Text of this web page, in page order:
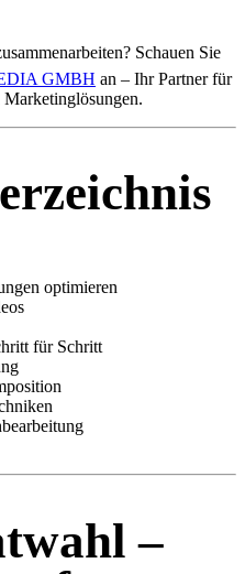
Schauen Sie
GMBH an – Ihr Partner für
optimieren
für Schritt
–